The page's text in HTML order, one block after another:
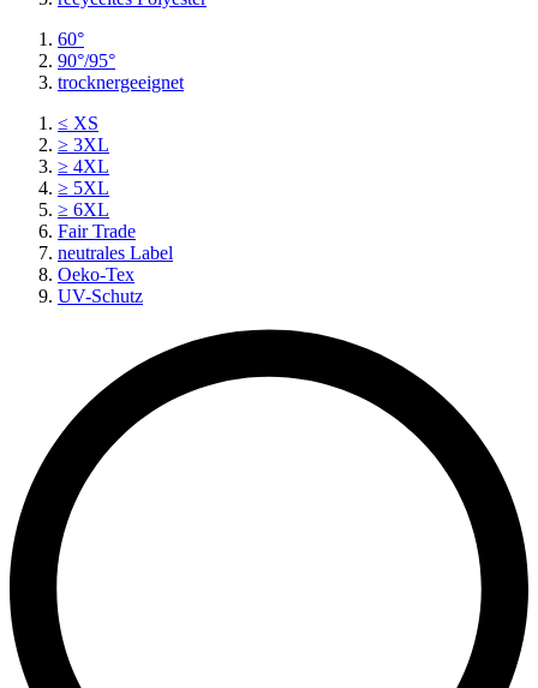
60°
90°/95°
trocknergeeignet
≤ XS
≥ 3XL
≥ 4XL
≥ 5XL
≥ 6XL
Fair Trade
neutrales Label
Oeko-Tex
UV-Schutz